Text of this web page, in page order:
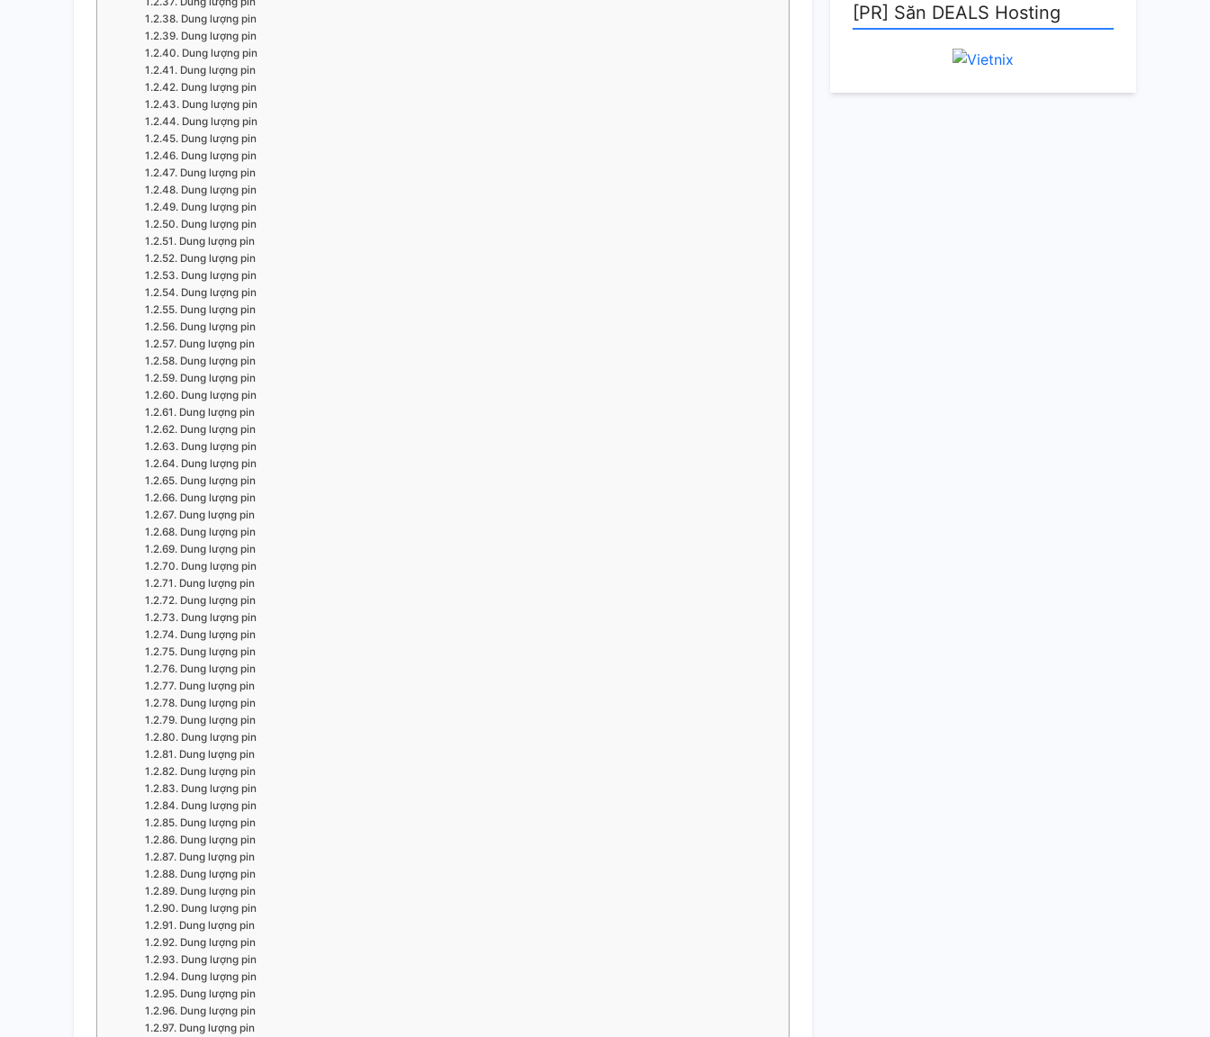
Dung lượng pin
Dung lượng pin
Dung lượng pin
Dung lượng pin
Dung lượng pin
Dung lượng pin
Dung lượng pin
Dung lượng pin
Dung lượng pin
Dung lượng pin
Dung lượng pin
Dung lượng pin
Dung lượng pin
Dung lượng pin
Dung lượng pin
Dung lượng pin
Dung lượng pin
Dung lượng pin
Dung lượng pin
Dung lượng pin
Dung lượng pin
Dung lượng pin
Dung lượng pin
Dung lượng pin
Dung lượng pin
Dung lượng pin
Dung lượng pin
Dung lượng pin
Dung lượng pin
Dung lượng pin
Dung lượng pin
Dung lượng pin
Dung lượng pin
Dung lượng pin
Dung lượng pin
Dung lượng pin
Dung lượng pin
Dung lượng pin
Dung lượng pin
Dung lượng pin
Dung lượng pin
Dung lượng pin
Dung lượng pin
Dung lượng pin
Dung lượng pin
Dung lượng pin
Dung lượng pin
Dung lượng pin
Dung lượng pin
Dung lượng pin
Dung lượng pin
Dung lượng pin
Dung lượng pin
Dung lượng pin
Dung lượng pin
Dung lượng pin
Dung lượng pin
Dung lượng pin
Dung lượng pin
Dung lượng pin
[PR] Săn DEALS Hosting